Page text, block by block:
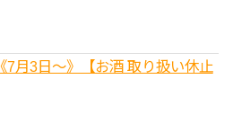
7月3日～》【お酒 取り扱い休止